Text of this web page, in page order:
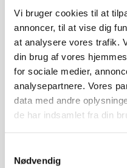
Vi bruger cookies til at
annoncer, til at vise dig
at analysere vores trafik.
din brug af vores
for sociale medier,
analysepartnere. Vores
data med andre
de har indsamlet fra din
Nødvendig